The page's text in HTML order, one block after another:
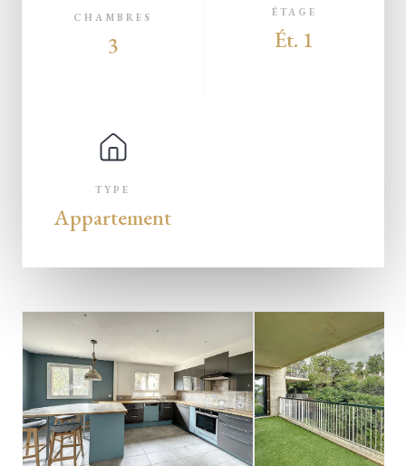
CHAMBRES
3
ÉTAGE
Ét. 1
TYPE
Appartement